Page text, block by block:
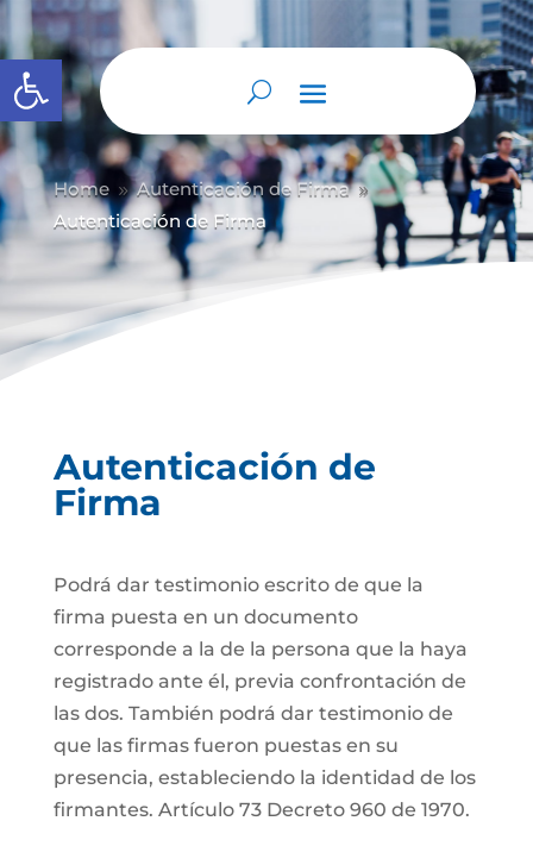
Abrir barra de herramientas
Home 9 Autenticación de Firma 9
Autenticación de Firma
Autenticación de
Firma
Podrá dar testimonio escrito de que la
firma puesta en un documento
corresponde a la de la persona que la haya
registrado ante él, previa confrontación de
las dos. También podrá dar testimonio de
que las firmas fueron puestas en su
presencia, estableciendo la identidad de los
firmantes. Artículo 73 Decreto 960 de 1970.